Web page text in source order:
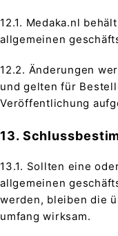
12.1. Medaka.nl
allgemeinen
12.2. Änderungen
und gelten für
Veröffentlichung
13.
13.1. Sollten eine
allgemeinen
werden, bleiben die
umfang wirksam.